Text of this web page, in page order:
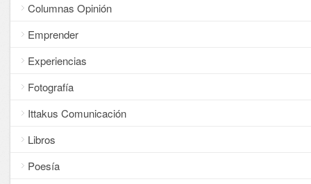
Columnas Opinión
Emprender
Experiencias
Fotografía
Ittakus Comunicación
Libros
Poesía